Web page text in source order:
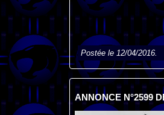
Postée le 12/04/2016.
ANNONCE N°2599